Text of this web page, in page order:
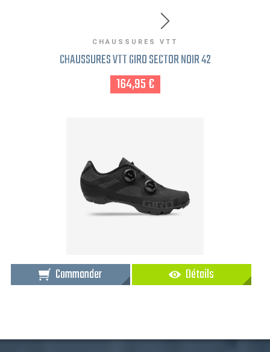
CHAUSSURES VTT
CHAUSSURES VTT GIRO SECTOR NOIR 42
164,95 €
Commander Détails